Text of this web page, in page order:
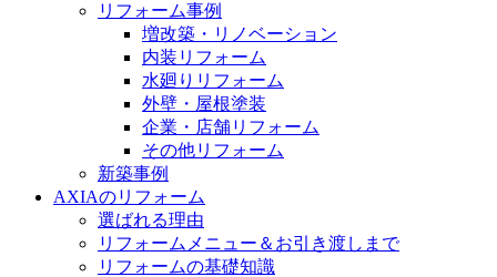
リフォーム事例
増改築・リノベーション
内装リフォーム
水廻りリフォーム
外壁・屋根塗装
企業・店舗リフォーム
その他リフォーム
新築事例
AXIAのリフォーム
選ばれる理由
リフォームメニュー＆お引き渡しまで
リフォームの基礎知識